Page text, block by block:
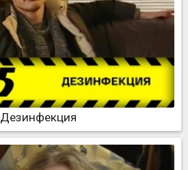
Дезинфекция